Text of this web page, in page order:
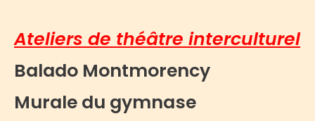
Ateliers de théâtre interculturel
Balado Montmorency
Murale du gymnase